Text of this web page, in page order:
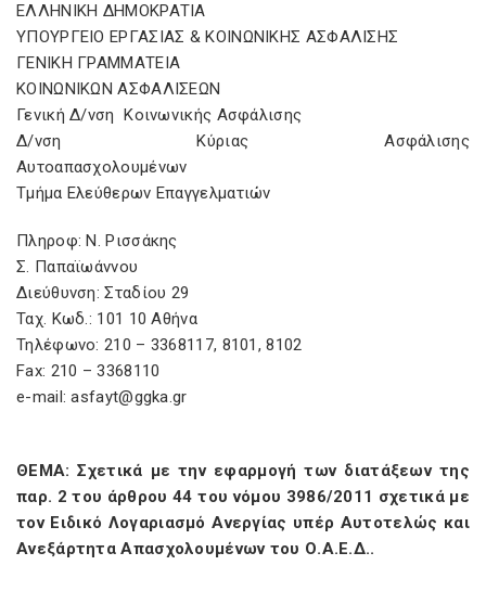
ΕΛΛΗΝΙΚΗ ΔΗΜΟΚΡΑΤΙΑ
ΥΠΟΥΡΓΕΙΟ ΕΡΓΑΣΙΑΣ & ΚΟΙΝΩΝΙΚΗΣ ΑΣΦΑΛΙΣΗΣ
ΓΕΝΙΚΗ ΓΡΑΜΜΑΤΕΙΑ
ΚΟΙΝΩΝΙΚΩΝ ΑΣΦΑΛΙΣΕΩΝ
Γενική Δ/νση Κοινωνικής Ασφάλισης
Δ/νση Κύριας Ασφάλισης
Αυτοαπασχολουμένων
Τμήμα Ελεύθερων Επαγγελματιών
Πληροφ: Ν. Ρισσάκης
Σ. Παπαϊωάννου
Διεύθυνση: Σταδίου 29
Ταχ. Κωδ.: 101 10 Αθήνα
Τηλέφωνο: 210 – 3368117, 8101, 8102
Fax: 210 – 3368110
e-mail: asfayt@ggka.gr
ΘΕΜΑ: Σχετικά με την εφαρμογή των διατάξεων της
παρ. 2 του άρθρου 44 του νόμου 3986/2011 σχετικά με
τον Ειδικό Λογαριασμό Ανεργίας υπέρ Αυτοτελώς και
Ανεξάρτητα Απασχολουμένων του Ο.Α.Ε.Δ..